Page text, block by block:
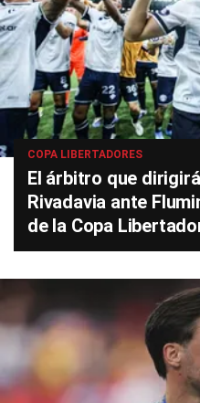
COPA LIBERTADORES
El árbitro que
Rivadavia ante
de la Copa